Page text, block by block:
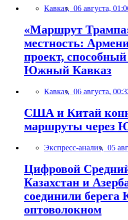
Кавказ, 06 августа,
«Маршрут
местность:
проект,
Южный Кавказ
Кавказ, 06 августа,
США и Китай
маршруты через
Экспресс-анализ, 05
Цифровой
Казахстан и
соединили берега
оптоволокном